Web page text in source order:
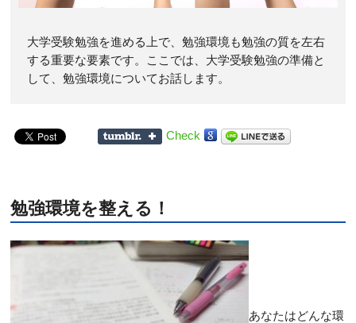
大学受験勉強を進める上で、勉強環境も勉強の質を左右
する重要な要素です。ここでは、大学受験勉強の準備と
して、勉強環境についてお話します。
Check
勉強環境を整える！
あなたはどんな環